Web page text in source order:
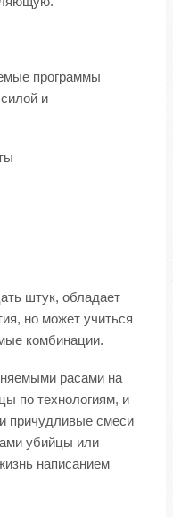
программы
и
штук, обладает
но может учиться
комбинации.
расами на
по технологиям, и
причудливые смеси
убийцы или
написанием